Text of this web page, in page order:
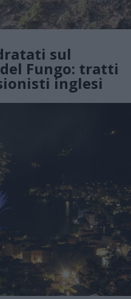
sul
Fungo: tratti
inglesi